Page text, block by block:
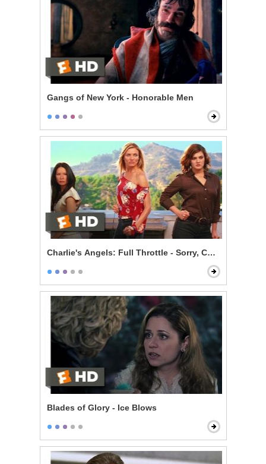
Gangs of New York - Honorable Men
Charlie's Angels: Full Throttle - Sorry, Charlie
Blades of Glory - Ice Blows